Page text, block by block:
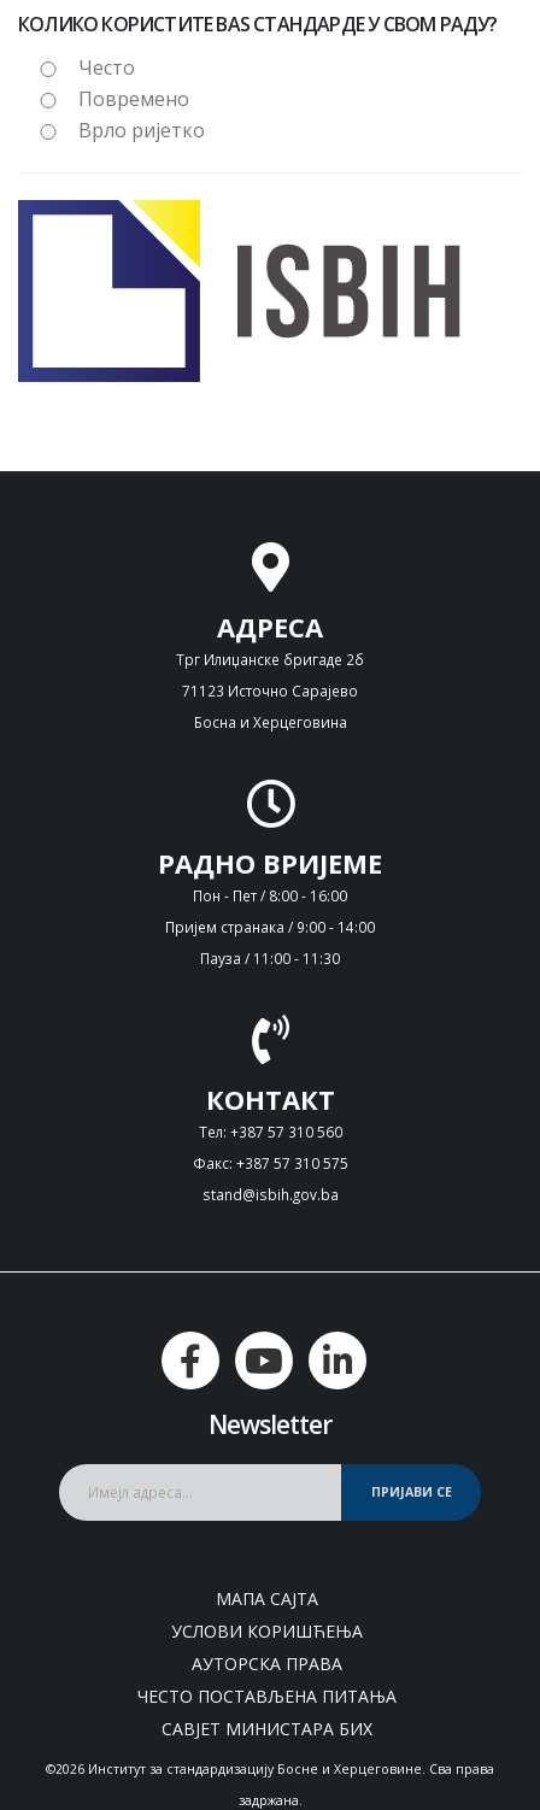
КОЛИКО КОРИСТИТЕ BAS СТАНДАРДЕ У СВОМ РАДУ?
Често
Повремено
Врло ријетко
АДРЕСА
Трг Илиџанске бригаде 2б
71123 Источно Сарајево
Босна и Херцеговина
РАДНО ВРИЈЕМЕ
Пон - Пет / 8:00 - 16:00
Пријем странака / 9:00 - 14:00
Пауза / 11:00 - 11:30
КОНТАКТ
Тел: +387 57 310 560
Факс: +387 57 310 575
stand@isbih.gov.ba
Newsletter
ПРИЈАВИ СЕ
МАПА САЈТА
УСЛОВИ КОРИШЋЕЊА
АУТОРСКА ПРАВА
ЧЕСТО ПОСТАВЉЕНА ПИТАЊА
САВЈЕТ МИНИСТАРА БИХ
©2026 Институт за стандардизацију Босне и Херцеговине. Сва права
задржана.